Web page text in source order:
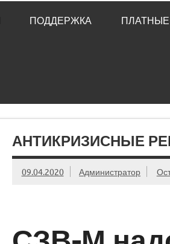
ПОДДЕРЖКА
АНТИКРИЗИСНЫЕ
09.04.2020 Администратор